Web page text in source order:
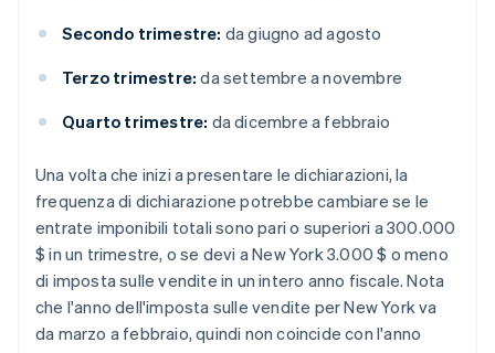
Secondo trimestre: da giugno ad agosto
Terzo trimestre: da settembre a novembre
Quarto trimestre: da dicembre a febbraio
Una volta che inizi a presentare le dichiarazioni, la
frequenza di dichiarazione potrebbe cambiare se le
entrate imponibili totali sono pari o superiori a 300.000
$ in un trimestre, o se devi a New York 3.000 $ o meno
di imposta sulle vendite in un intero anno fiscale. Nota
che l'anno dell'imposta sulle vendite per New York va
da marzo a febbraio, quindi non coincide con l'anno